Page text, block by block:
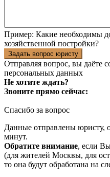
Пример: Какие необходимы
хозяйственной постройки?
Задать вопрос юристу
Отправляя вопрос, вы даёте
персональных данных
Не хотите ждать?
Звоните прямо сейчас:
Спасибо за вопрос
Данные отправлены юристу,
минут.
Обратите внимание, если
(для жителей Москвы, для
то она будут обработана на